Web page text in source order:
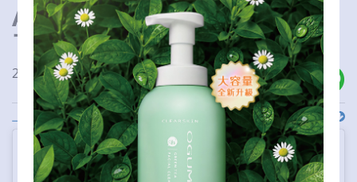
Albee：你們看 水美媒變可愛
了!!｜OGUMA水美媒
2024-06-24 00:00:00
上一則 下一則